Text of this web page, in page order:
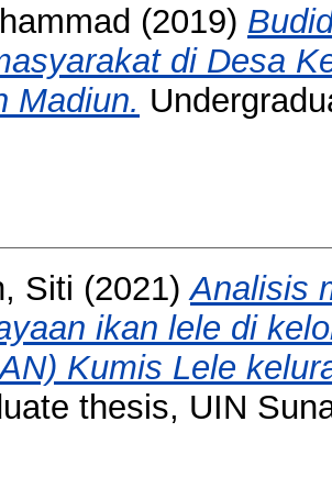
(2019)
di Desa
Madiun.
Siti (2021)Analisis
ikan lele di
Kumis Lele
thesis, UIN